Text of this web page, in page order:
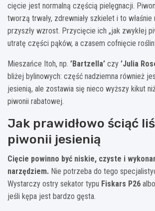
cięcie jest normalną częścią pielęgnacji.
tworzą trwały, zdrewniały szkielet i to właśnie
przyszły wzrost. Przycięcie ich „jak zwykłej
utratę części pąków, a czasem cofnięcie
Mieszańce Itoh, np. ’Bartzella’ czy ’Julia
bliżej bylinowych: część nadziemna również
jesienią, ale zostawia się nieco wyższy kikut
piwonii rabatowej.
Jak prawidłowo ściąć
piwonii jesienią
Cięcie powinno być niskie, czyste i
narzędziem. Nie potrzeba do tego
Wystarczy ostry sekator typu Fiskars P26
jeśli kępa jest bardzo gęsta.